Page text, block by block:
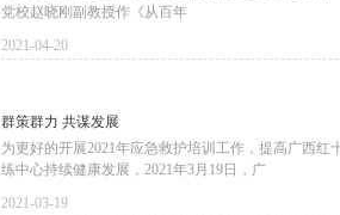
党校赵晓刚副教授作《从百年
2021-04-20
群策群力 共谋发展
为更好的开展2021年应急救护培训工作，提高广西
练中心持续健康发展，2021年3月19日，广
2021-03-19